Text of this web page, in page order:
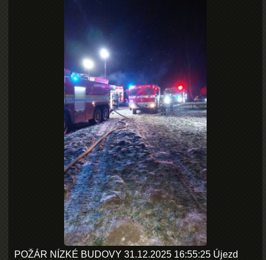
POŽÁR NÍZKÉ BUDOVY 31.12.2025 16:55:25 Újezd